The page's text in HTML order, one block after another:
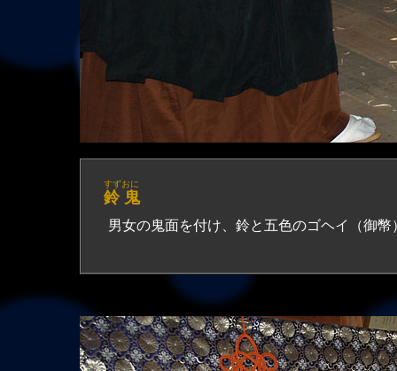
鈴 鬼
すずおに
男女の鬼面を付け、鈴と五色のゴヘイ（御